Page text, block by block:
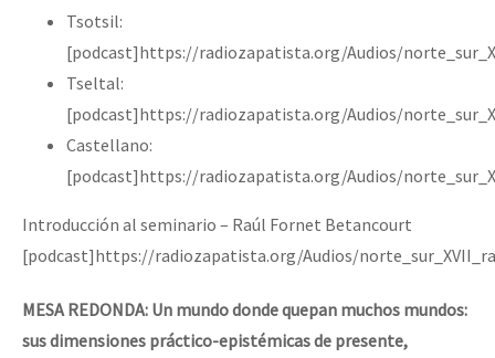
Tsotsil:
[podcast]https://radiozapatista.org/Audios/
Tseltal:
[podcast]https://radiozapatista.org/Audios/
Castellano:
[podcast]https://radiozapatista.org/Audios/
Introducción al seminario – Raúl Fornet Betancourt
[podcast]https://radiozapatista.org/Audios/
MESA REDONDA: Un mundo donde quepan muchos mundos:
sus dimensiones práctico-epistémicas de presente,